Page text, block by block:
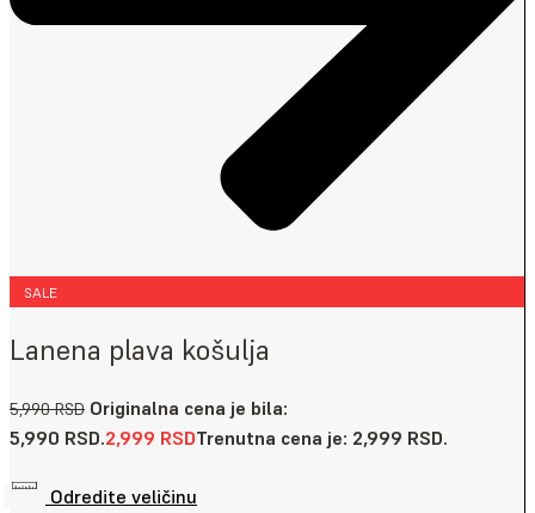
SALE
Lanena plava košulja
5,990RSD Originalna cena je bila:
5,990 RSD.2,999 RSDTrenutna cena je: 2,999 RSD.
Odredite veličinu